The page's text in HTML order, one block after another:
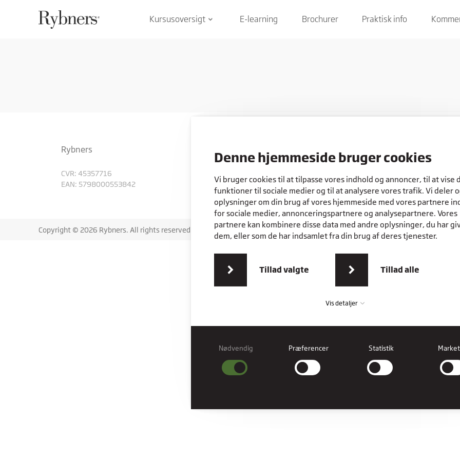
Denne hjemmeside bruger cookies
Vi bruger cookies til at tilpasse vores indhold og annoncer, til at vise
funktioner til sociale medier og til at analysere vores trafik. Vi deler
oplysninger om din brug af vores hjemmeside med vores partnere
for sociale medier, annonceringspartnere og analysepartnere. Vores
partnere kan kombinere disse data med andre oplysninger, du har
dem, eller som de har indsamlet fra din brug af deres tjenester.
Tillad valgte Tillad alle
Vis detaljer
Nødvendig
Nødvendige cookies hjælper med at gøre en hjemmeside brugbar ved at aktivere
grundlæggende funktioner såsom side-navigation og adgang til sikre områder af
Præferencer
Nødvendig Præferencer Statistik
Kursusoversigt keyboard_arrow_down E-learning Brochurer Praktisk info
Rybners
CVR: 45357716
EAN: 5798000553842
Copyright © 2026 Rybners. All rights reserved.